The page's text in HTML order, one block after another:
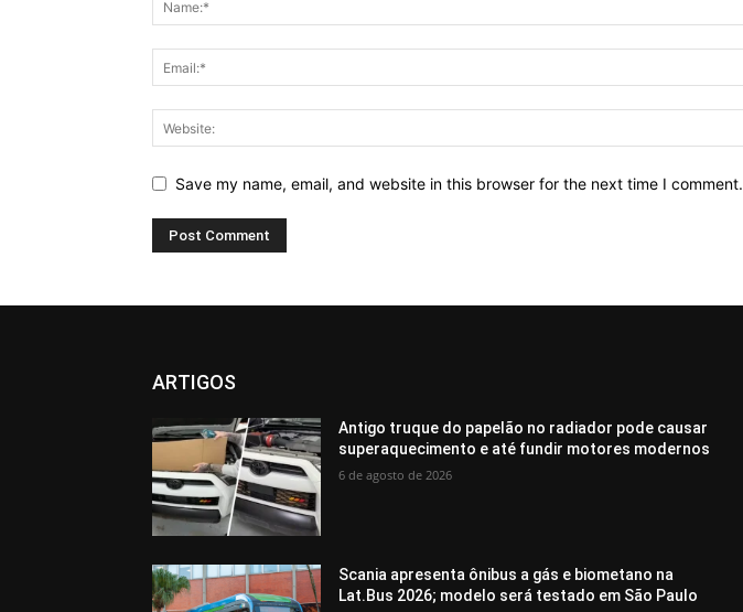
Save my name, email, and website in this browser for the next time I comment.
ARTIGOS
Antigo truque do papelão no radiador pode causar
superaquecimento e até fundir motores modernos
6 de agosto de 2026
Scania apresenta ônibus a gás e biometano na
Lat.Bus 2026; modelo será testado em São Paulo